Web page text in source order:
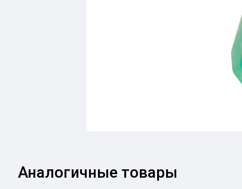
Аналогичные товары